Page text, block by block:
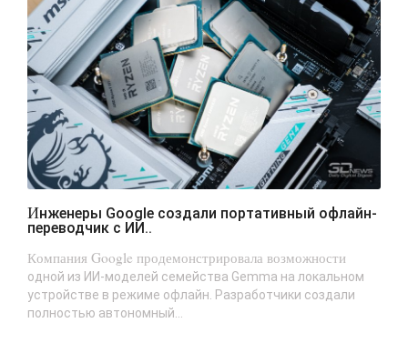
Инженеры Google создали портативный офлайн-
переводчик с ИИ..
Компания Google продемонстрировала возможности
одной из ИИ-моделей семейства Gemma на локальном
устройстве в режиме офлайн. Разработчики создали
полностью автономный...